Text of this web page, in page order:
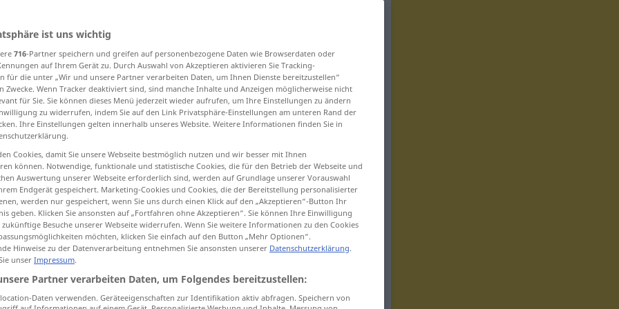
length length longitude
dull passage, longueur
Längeräumlich < NURSG>
die Länge einerStraße[Strecke]
od
(odlong)
von 100km
<NURSG>
ist uns wichtig
716-Partner speichern und greifen auf personenbezogene Daten wie Browserdaten oder
auf Ihrem Gerät zu. Durch Auswahl von Akzeptieren aktivieren Sie Tracking-
für die unter „Wir und unsere Partner verarbeiten Daten, um Ihnen Dienste bereitzustellen“
Zwecke. Wenn Tracker deaktiviert sind, sind manche Inhalte und Anzeigen möglicherweise nicht
für Sie. Sie können dieses Menü jederzeit wieder aufrufen, um Ihre Einstellungen zu ändern
zu widerrufen, indem Sie auf den Link Privatsphäre-Einstellungen am unteren Rand der
Ihre Einstellungen gelten innerhalb unseres Website. Weitere Informationen finden Sie in
Cookies, damit Sie unsere Webseite bestmöglich nutzen und wir besser mit Ihnen
können. Notwendige, funktionale und statistische Cookies, die für den Betrieb der Webseite und
Auswertung unserer Webseite erforderlich sind, werden auf Grundlage unserer Vorauswahl
Endgerät gespeichert. Marketing-Cookies und Cookies, die der Bereitstellung personalisierter
werden nur gespeichert, wenn Sie uns durch einen Klick auf den „Akzeptieren“-Button Ihr
geben. Klicken Sie ansonsten auf „Fortfahren ohne Akzeptieren“. Sie können Ihre Einwilligung
Besuche unserer Webseite widerrufen. Wenn Sie weitere Informationen zu den Cookies
möchten, klicken Sie einfach auf den Button „Mehr Optionen“.
Hinweise zu der Datenverarbeitung entnehmen Sie ansonsten unserer Datenschutzerklärung.
unser Impressum.
Partner verarbeiten Daten, um Folgendes bereitzustellen:
Daten verwenden. Geräteeigenschaften zur Identifikation aktiv abfragen. Speichern von